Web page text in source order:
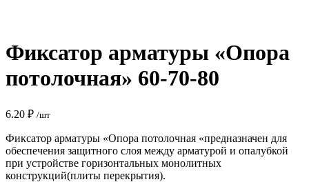
Фиксатор арматуры «Опора
потолочная» 60-70-80
6.20 ₽ /шт
Фиксатор арматуры «Опора потолочная «предназначен для
обеспечения защитного слоя между арматурой и опалубкой
при устройстве горизонтальных монолитных
конструкций(плиты перекрытия).